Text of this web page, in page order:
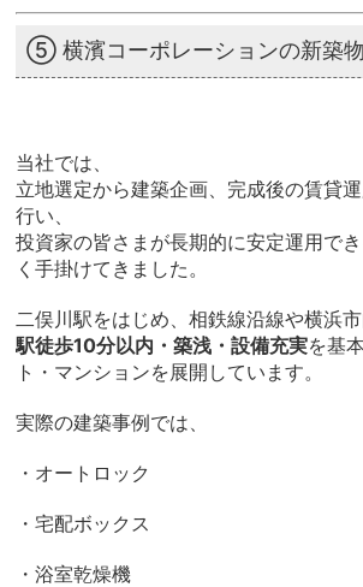
⑤ 横濱コーポレーションの新築
当社では、
立地選定から建築企画、完成後の賃貸
行い、
投資家の皆さまが長期的に安定運用で
く手掛けてきました。
二俣川駅をはじめ、相鉄線沿線や横浜市
駅徒歩10分以内・築浅・設備充実を基
ト・マンションを展開しています。
実際の建築事例では、
・オートロック
・宅配ボックス
・浴室乾燥機